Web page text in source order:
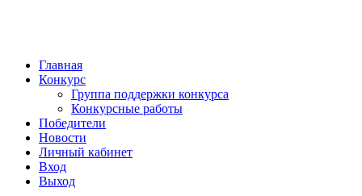
Главная
Конкурс
Группа поддержки конкурса
Конкурсные работы
Победители
Новости
Личный кабинет
Вход
Выход